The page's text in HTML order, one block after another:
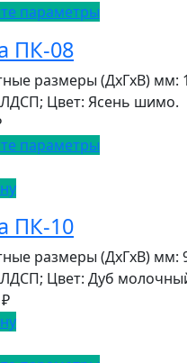
параметры
ПК-08
размеры (ДxГxВ) мм:
Цвет: Ясень шимо.
параметры
ПК-10
размеры (ДxГxВ) мм:
Цвет: Дуб
₽